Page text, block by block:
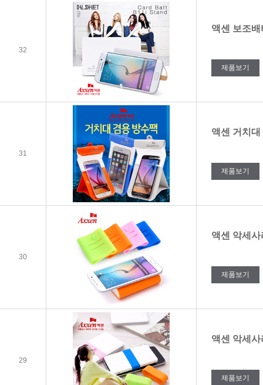
32
액센 보조
제품보기
31
액센 거치
제품보기
30
액센 악세
제품보기
29
액센 악세
제품보기